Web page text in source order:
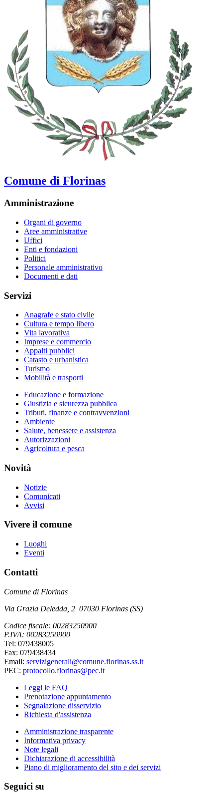
Comune di Florinas
Amministrazione
Organi di governo
Aree amministrative
Uffici
Enti e fondazioni
Politici
Personale amministrativo
Documenti e dati
Servizi
Anagrafe e stato civile
Cultura e tempo libero
Vita lavorativa
Imprese e commercio
Appalti pubblici
Catasto e urbanistica
Turismo
Mobilità e trasporti
Educazione e formazione
Giustizia e sicurezza pubblica
Tributi, finanze e contravvenzioni
Ambiente
Salute, benessere e assistenza
Autorizzazioni
Agricoltura e pesca
Novità
Notizie
Comunicati
Avvisi
Vivere il comune
Luoghi
Eventi
Contatti
Comune di Florinas
Via Grazia Deledda, 2 07030 Florinas (SS)
Codice fiscale: 00283250900
P.IVA: 00283250900
Tel: 079438005
Fax: 079438434
Email: servizigenerali@comune.florinas.ss.it
PEC: protocollo.florinas@pec.it
Leggi le FAQ
Prenotazione appuntamento
Segnalazione disservizio
Richiesta d'assistenza
Amministrazione trasparente
Informativa privacy
Note legali
Dichiarazione di accessibilità
Piano di miglioramento del sito e dei servizi
Seguici su